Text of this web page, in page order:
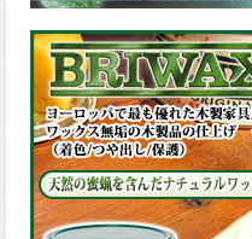
ました。ご購入はこちらか
ら。
2026.03.11
緻密で強靭な無機系塗膜と、
汚れを降雨で洗い流す親水性
の表面効果により優れた低汚
染性を発揮、エスケープレミ
アム無機ルーフが新しく販売
開始致しました。ご購入はこ
ちらから。